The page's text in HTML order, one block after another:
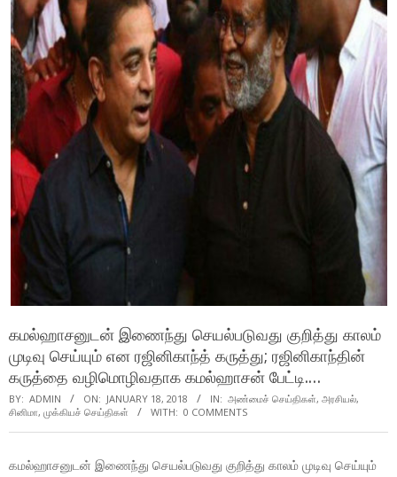
கமல்ஹாசனுடன் இணைந்து செயல்படுவது குறித்து காலம்
முடிவு செய்யும் என ரஜினிகாந்த் கருத்து; ரஜினிகாந்தின்
கருத்தை வழிமொழிவதாக கமல்ஹாசன் பேட்டி.…
BY: ADMIN ON: JANUARY 18, 2018 IN: அண்மைச் செய்திகள், அரசியல்,
சினிமா, முக்கியச் செய்திகள் WITH: 0 COMMENTS
கமல்ஹாசனுடன் இணைந்து செயல்படுவது குறித்து காலம் முடிவு செய்யும்